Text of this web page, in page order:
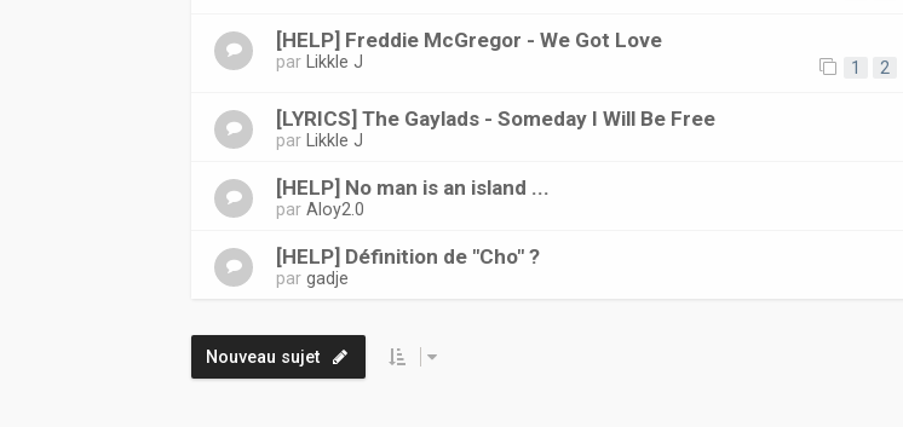
[HELP] Freddie McGregor - We Got Love
par Likkle J 1 2
[LYRICS] The Gaylads - Someday I Will Be Free
par Likkle J
[HELP] No man is an island ...
parAloy2.0
[HELP] Définition de "Cho" ?
pargadje
Nouveau sujet